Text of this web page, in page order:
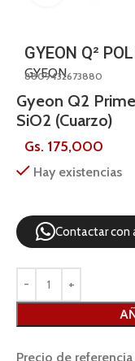
GYEON Q²
GYEON
8809432673880
Gyeon Q2
SiO2 (Cuarzo)
Gs. 175,000
Hay existencias
Contactar con
Precio de